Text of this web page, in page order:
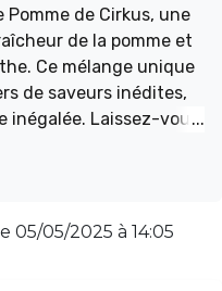
de Cirkus, une
de la pomme et
Ce mélange unique
de saveurs inédites,
inégalée. Laissez-vous
et anisée qui
flacon de 10 ml, cet e-
vape harmonieuse.
05/05/2025 à 14:05